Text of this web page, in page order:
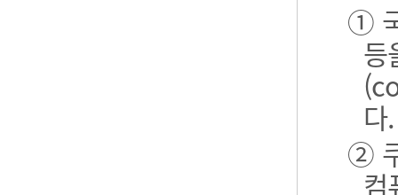
①
등
다.
②
컴